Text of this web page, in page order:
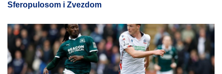
Sferopulosom i Zvezdom